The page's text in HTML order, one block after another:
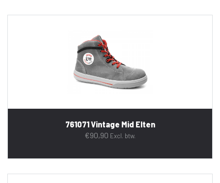
761071 Vintage Mid Elten
€90,90 Excl. btw.